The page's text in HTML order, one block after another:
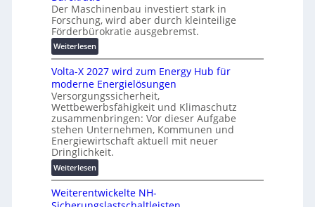
r
u
n
g
s
l
ö
s
u
n
g
e
n
s
c
h
u
t
z
u
n
d
d
i
g
i
t
a
l
Der Maschinenbau investiert stark in
Forschung, wird aber durch kleinteilige
Förderbürokratie ausgebremst.
Weiterlesen:
M
a
s
c
h
i
n
e
n
b
a
u
Volta-X 2027 wird zum Energy Hub für
moderne Energielösungen
Versorgungssicherheit,
Wettbewerbsfähigkeit und Klimaschutz
zusammenbringen: Vor dieser Aufgabe
stehen Unternehmen, Kommunen und
Energiewirtschaft aktuell mit neuer
Dringlichkeit.
Weiterlesen:
V
o
l
Weiterentwickelte NH-